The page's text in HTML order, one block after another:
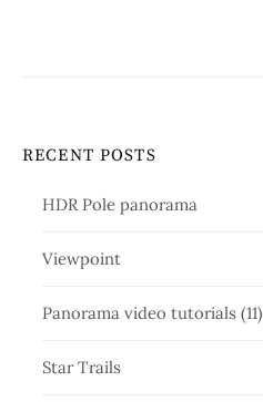
RECENT POSTS
HDR Pole panorama
Viewpoint
Panorama video tutorials (11)
Star Trails